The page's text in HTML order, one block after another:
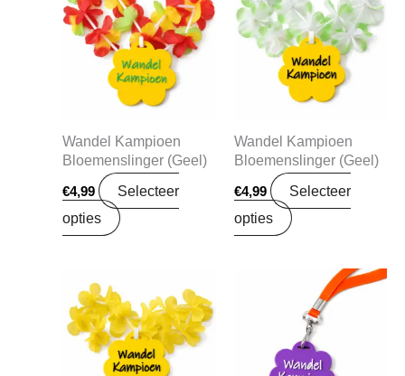
Wandel Kampioen
Bloemenslinger (Geel)
€4,99
Selecteer
opties
Wandel Kampioen
Bloemenslinger (Geel)
€4,99
Selecteer
opties